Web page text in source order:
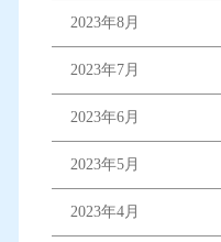
2023年8月
2023年7月
2023年6月
2023年5月
2023年4月